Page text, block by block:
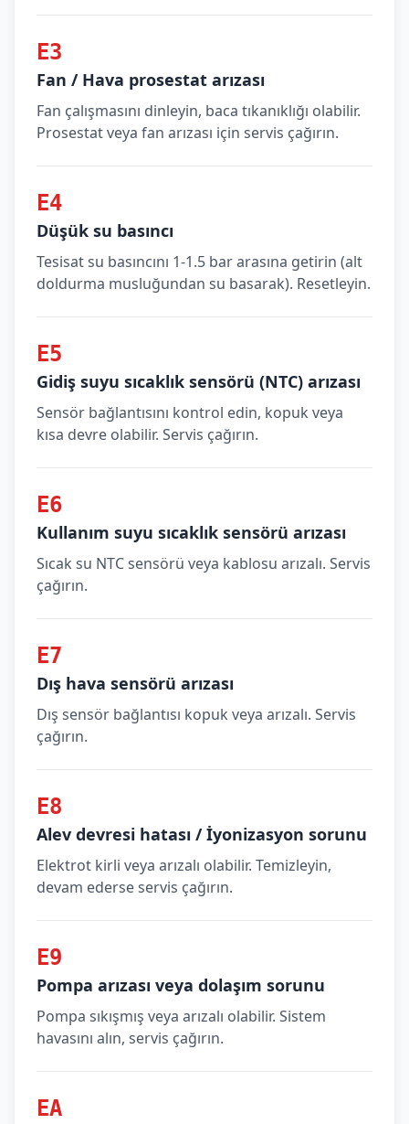
E3
Fan / Hava prosestat arızası
Fan çalışmasını dinleyin, baca tıkanıklığı olabilir.
Prosestat veya fan arızası için servis çağırın.
E4
Düşük su basıncı
Tesisat su basıncını 1-1.5 bar arasına getirin (alt
doldurma musluğundan su basarak). Resetleyin.
E5
Gidiş suyu sıcaklık sensörü (NTC) arızası
Sensör bağlantısını kontrol edin, kopuk veya
kısa devre olabilir. Servis çağırın.
E6
Kullanım suyu sıcaklık sensörü arızası
Sıcak su NTC sensörü veya kablosu arızalı. Servis
çağırın.
E7
Dış hava sensörü arızası
Dış sensör bağlantısı kopuk veya arızalı. Servis
çağırın.
E8
Alev devresi hatası / İyonizasyon sorunu
Elektrot kirli veya arızalı olabilir. Temizleyin,
devam ederse servis çağırın.
E9
Pompa arızası veya dolaşım sorunu
Pompa sıkışmış veya arızalı olabilir. Sistem
havasını alın, servis çağırın.
EA